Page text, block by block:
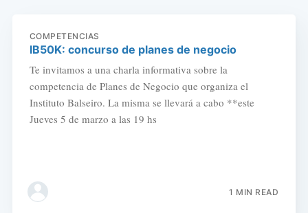
COMPETENCIAS
IB50K: concurso de planes de negocio
Te invitamos a una charla informativa sobre la
competencia de Planes de Negocio que organiza el
Instituto Balseiro. La misma se llevará a cabo **este
Jueves 5 de marzo a las 19 hs
1 MIN READ